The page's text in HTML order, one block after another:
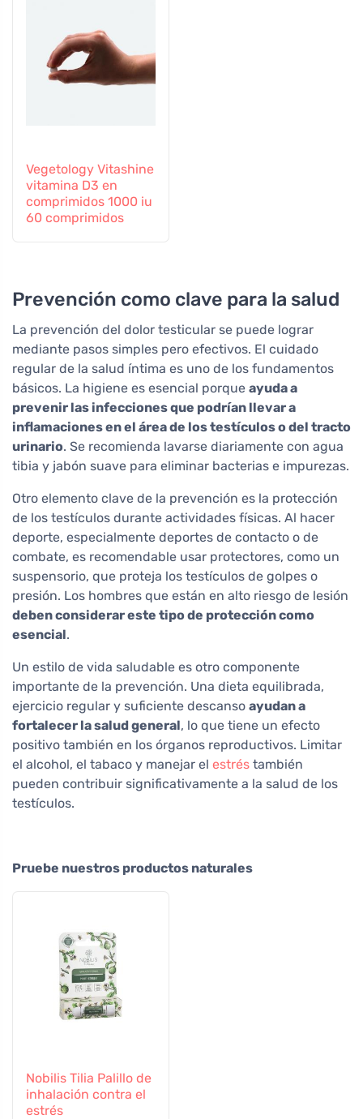
Vegetology Vitashine
vitamina D3 en
comprimidos 1000 iu
60 comprimidos
Prevención como clave para la salud
La prevención del dolor testicular se puede lograr
mediante pasos simples pero efectivos. El cuidado
regular de la salud íntima es uno de los fundamentos
básicos. La higiene es esencial porque ayuda a
prevenir las infecciones que podrían llevar a
inflamaciones en el área de los testículos o del tracto
urinario. Se recomienda lavarse diariamente con agua
tibia y jabón suave para eliminar bacterias e impurezas.
Otro elemento clave de la prevención es la protección
de los testículos durante actividades físicas. Al hacer
deporte, especialmente deportes de contacto o de
combate, es recomendable usar protectores, como un
suspensorio, que proteja los testículos de golpes o
presión. Los hombres que están en alto riesgo de lesión
deben considerar este tipo de protección como
esencial.
Un estilo de vida saludable es otro componente
importante de la prevención. Una dieta equilibrada,
ejercicio regular y suficiente descanso ayudan a
fortalecer la salud general, lo que tiene un efecto
positivo también en los órganos reproductivos. Limitar
el alcohol, el tabaco y manejar el estrés también
pueden contribuir significativamente a la salud de los
testículos.
Pruebe nuestros productos naturales
Nobilis Tilia Palillo de
inhalación contra el
estrés